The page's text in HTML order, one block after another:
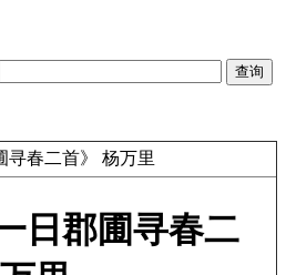
寻春二首》 杨万里
日郡圃寻春二